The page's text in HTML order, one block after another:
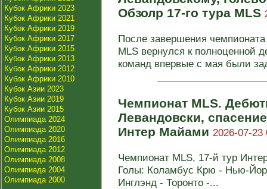
Кубок Африки 2023
Кубок Африки 2021
Кубок Африки 2019
Кубок Африки 2017
Кубок Африки 2015
Кубок Африки 2013
Кубок Африки 2012
Кубок Африки 2010
Кубок Азии 2023
Кубок Азии 2019
Кубок Азии 2015
Олимпиада 2024
Олимпиада 2020
Олимпиада 2016
Олимпиада 2012
Олимпиада 2008
Олимпиада 2004
Олимпиада 2000
Обзолр 17-го тура MLS
После завершения
MLS вернулся к полноценной
команд впервые с мая были
Чемпионат MLS.
Левандовски,
Интер Майами 2026-07-23
Чемпионат MLS, 17-й тур
Голы: Коламбус Крю - Нью-
Инглэнд - Торонто -...